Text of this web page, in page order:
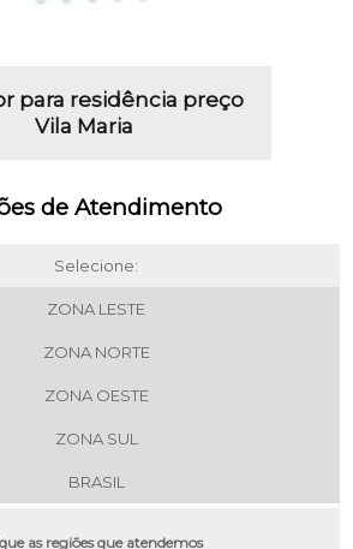
para residência preço
Vila Maria
de Atendimento
Selecione:
ZONA LESTE
ZONA NORTE
ZONA OESTE
ZONA SUL
BRASIL
as regiões que atendemos